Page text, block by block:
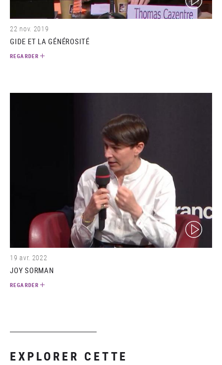
22 nov. 2019
GIDE ET LA GÉNÉROSITÉ
REGARDER
(video)
19 avr. 2022
JOY SORMAN
REGARDER
EXPLORER CETTE